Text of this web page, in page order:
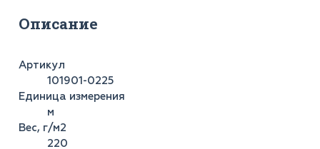
Описание
Артикул
101901-0225
Единица измерения
м
Вес, г/м2
220